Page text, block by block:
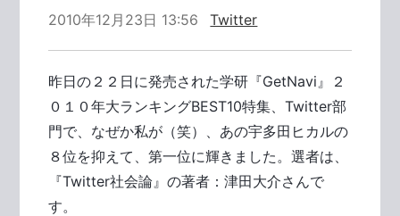
2010年12月23日 13:56 Twitter
昨日の２２日に発売された学研『GetNavi』２
０１０年大ランキングBEST10特集、Twitter部
門で、なぜか私が（笑）、あの宇多田ヒカルの
８位を抑えて、第一位に輝きました。選者は、
『Twitter社会論』の著者：津田大介さんで
す。